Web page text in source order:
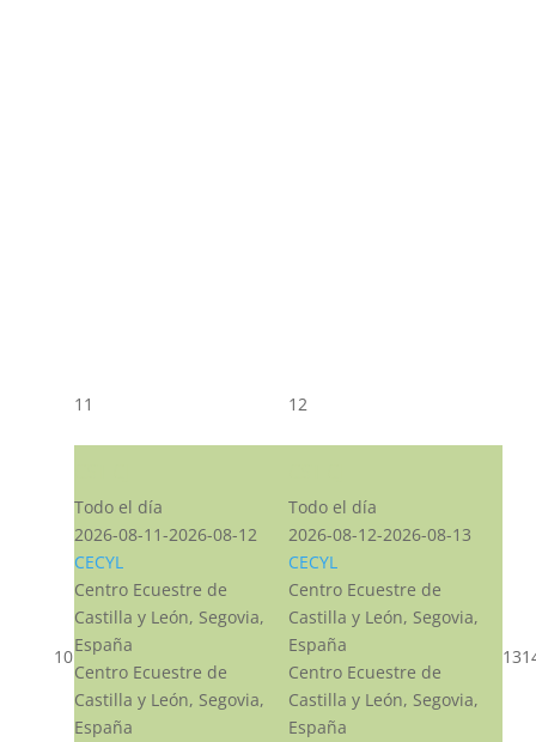
10
11
Todo el día
2026-08-11-2026-08-12
CECYL
Centro Ecuestre de
Castilla y León, Segovia,
España
Centro Ecuestre de
Castilla y León, Segovia,
España
12
Todo el día
2026-08-12-2026-08-13
CECYL
Centro Ecuestre de
Castilla y León, Segovia,
España
Centro Ecuestre de
Castilla y León, Segovia,
España
13